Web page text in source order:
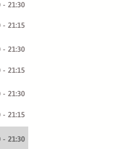
- 21:30
- 21:15
- 21:30
- 21:15
- 21:30
- 21:15
- 21:30